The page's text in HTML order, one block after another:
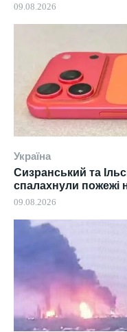
09.08.2026
Україна
Сизранський та
спалахнули пожежі
09.08.2026